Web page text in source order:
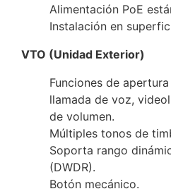
Alimentación PoE
Instalación en
VTO (Unidad Exterior)
Funciones de
llamada de voz,
de volumen.
Múltiples tonos de
Soporta rango
(DWDR).
Botón mecánico.